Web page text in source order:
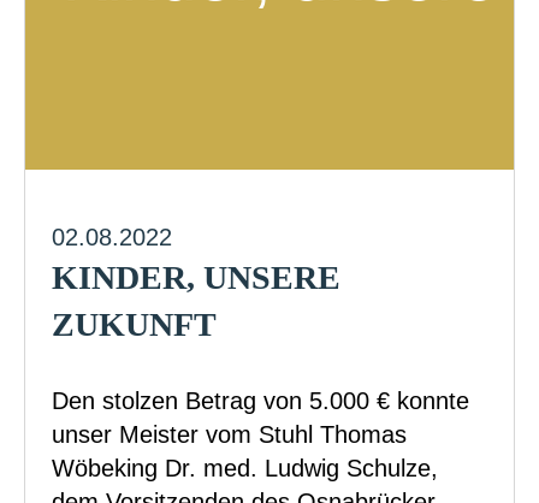
02.08.2022
KINDER, UNSERE
ZUKUNFT
Den stolzen Betrag von 5.000 € konnte
unser Meister vom Stuhl Thomas
Wöbeking Dr. med. Ludwig Schulze,